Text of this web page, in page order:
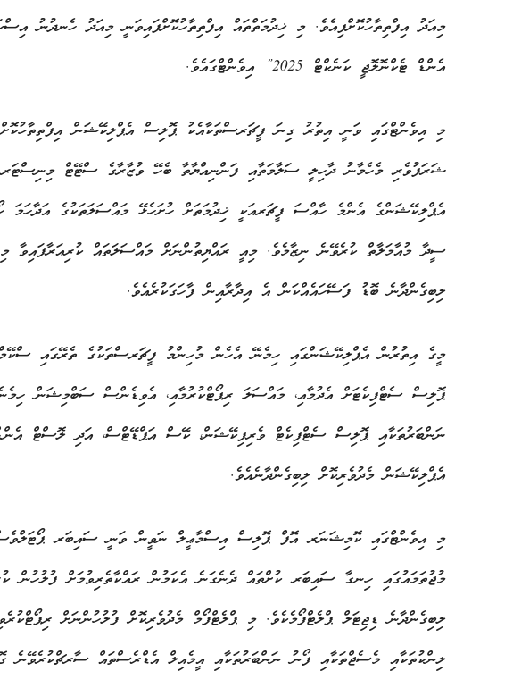
މިއަދު އިފްތިތާހުކޮށްފިއެވެ. މި ޚިދުމަތްތައް އިފްތިތާހުކޮށްފައިވަނީ މިއަދު ހެނދުނު
އެންޑް ޓެކްނޮލޮޖީ ކަނެކްޓް 2025” އިވެންޓްގައެވެ.
މި އިވެންޓްގައި ވަނީ އިތުރު ގިނަ ފީޗަރސްތަކާއެކު ޕޮލިސް އެޕްލިކޭޝަން
ޝަރަފުވެރި މެހެމާނު ދާހިލީ ސަލާމަތާއި ފަންނިއްޔާތާ ބެހޭ ވުޒާރާގެ ސްޓޭޓް
އެޕްލިކޭޝަންގެ އެންމެ ހާއްސަ ފީޗަރއަކީ ޚިދުމަތަށް ހުށަހެޅޭ މައްސަލަތަކުގެ އަދާހަމަ
ސީދާ މުއާމަލާތް ކުރެވޭނެ ނިޒާމެވެ. މިއީ ރައްޔިތުންނަށް މައްސަލަތައް ކުރިއަރާފައިވާ
ލިބިގެންދާނެ ބޮޑު ފަސޭހައެއްކަން އެ އިދާރާއިން ފާހަގަކުރެއެވެ.
މީގެ އިތުރުން އެޕްލިކޭޝަންގައި ހިމެނޭ އެހެން މުހިންމު ފީޗަރސްތަކުގެ ތެރޭގައި
ޕޮލިސް ސެޓްފިކެޓަށް އެދުމާއި، މައްސަލަ ރިޕޯޓްކުރުމާއި، އެވިޑެންސް ސަބްމިޝަން
ނަންބަރުތަކާއި ޕޮލިސް ސެޓްފިކެޓް ވެރިފިކޭޝަން، ކޭސް އަޕްޑޭޓްސް، އަދި ލޮސްޓް
އެޕްލިކޭޝަން މެދުވެރިކޮށް ލިބިގެންދާނެއެވެ.
މި އިވެންޓްގައި ކޮމިޝަނަރ އޮފް ޕޮލިސް އިސްމާޢީލް ނަވީން ވަނީ ސައިބަރ ޕޯޓަލްވެސް
މުޖުތަމައުގައި ހިނގާ ސައިބަރ ކުށްތައް ދެނެގަނެ އެކަމުން ރައްކާތެރިވުމަށް ފުލުހުން
ލިބިގެންދާނެ ޑިޖިޓަލް ޕްލެޓްފޯމެކެވެ. މި ޕްލެޓްފޯމް މެދުވެރިކޮށް ފުލުހުންނަށް
ލިންކުތަކާއި މެސެޖްތަކާއި ފޯނު ނަންބަރުތަކާއި އީމެއިލް އެޑްރެސްތައް ސާރޗްކުރެވޭނެ